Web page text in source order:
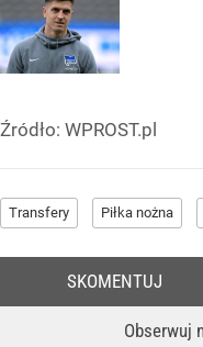
Źródło: WPROST.pl
Transfery Piłka nożna
Obserwuj
SKOMENTUJ